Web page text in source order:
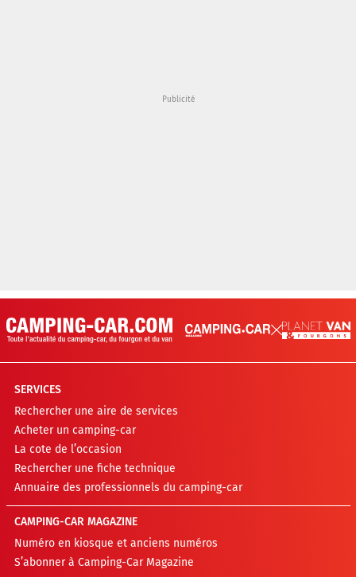
SERVICES
Rechercher une aire de services
Acheter un camping-car
La cote de l’occasion
Rechercher une fiche technique
Annuaire des professionnels du camping-car
CAMPING-CAR MAGAZINE
Numéro en kiosque et anciens numéros
S’abonner à Camping-Car Magazine